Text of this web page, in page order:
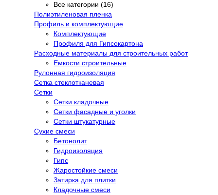
Все категории (16)
Полиэтиленовая пленка
Профиль и комплектующие
Комплектующие
Профиля для Гипсокартона
Расходные материалы для строительных работ
Емкости строительные
Рулонная гидроизоляция
Сетка стеклотканевая
Сетки
Сетки кладочные
Сетки фасадные и уголки
Сетки штукатурные
Сухие смеси
Бетонолит
Гидроизоляция
Гипс
Жаростойкие смеси
Затирка для плитки
Кладочные смеси